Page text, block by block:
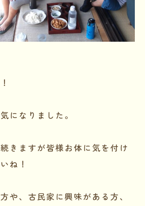
になりました。
きますが皆様お体に気を付け
ね！
や、古民家に興味がある方、